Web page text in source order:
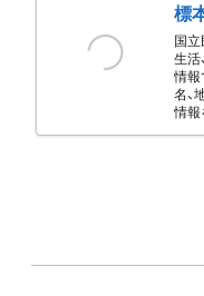
標
国
生活
情報
名、
情報